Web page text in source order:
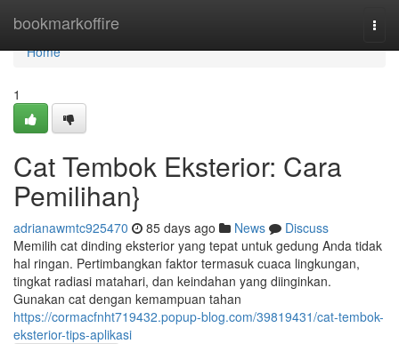
bookmarkoffire
Home
Home
1
Cat Tembok Eksterior: Cara
Pemilihan}
adrianawmtc925470 85 days ago News
Discuss
Memilih cat dinding eksterior yang tepat untuk gedung Anda tidak
hal ringan. Pertimbangkan faktor termasuk cuaca lingkungan,
tingkat radiasi matahari, dan keindahan yang diinginkan.
Gunakan cat dengan kemampuan tahan
https://cormacfnht719432.popup-blog.com/39819431/cat-tembok-
eksterior-tips-aplikasi